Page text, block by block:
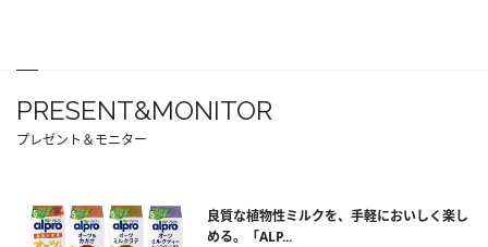
PRESENT&MONITOR
プレゼント＆モニター
良質な植物性ミルクを、手軽においしく楽し
める。「ALP...